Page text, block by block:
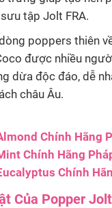
tập Jolt FRA.
poppers thiên
được nhiều
dừa độc đáo, dễ
châu Âu.
Chính Hãng
Chính Hãng
Chính
Của Popper